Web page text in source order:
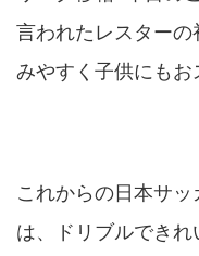
言われたレスター
みやすく子供にもお
これからの日本サ
は、ドリブルでき